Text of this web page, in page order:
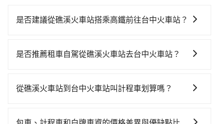
是否建議從礁溪火車站搭乘高鐵前往台中火車站？
費時，且難叫計程車前往高鐵站！從最早06:15一直到
站，叫一輛計程車花費約900元、車程約50分鐘。抵達
是否推薦租車自駕從礁溪火車站去台中火車站？
時不需要閉目養神（因為要自己開車），最重要的是你
$115~205承租小轎車，每公里再額外加收$3.2，從礁溪
從礁溪火車站到台中火車站叫計程車划算嗎？
灣大車隊、Uber、Line Taxi、Yoxi等，如果在路邊攔不